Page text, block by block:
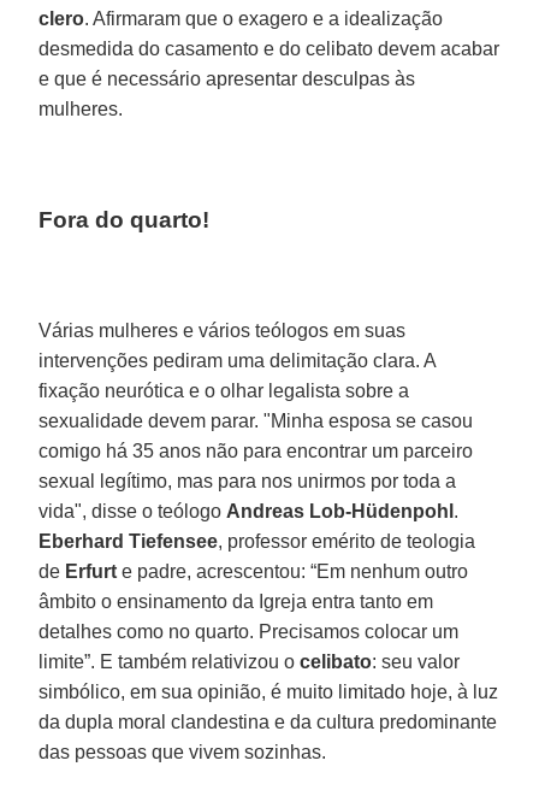
clero. Afirmaram que o exagero e a idealização
desmedida do casamento e do celibato devem acabar
e que é necessário apresentar desculpas às
mulheres.
Fora do quarto!
Várias mulheres e vários teólogos em suas
intervenções pediram uma delimitação clara. A
fixação neurótica e o olhar legalista sobre a
sexualidade devem parar. "Minha esposa se casou
comigo há 35 anos não para encontrar um parceiro
sexual legítimo, mas para nos unirmos por toda a
vida", disse o teólogo Andreas Lob-Hüdenpohl .
Eberhard Tiefensee, professor emérito de teologia
de Erfurt e padre, acrescentou: “Em nenhum outro
âmbito o ensinamento da Igreja entra tanto em
detalhes como no quarto. Precisamos colocar um
limite”. E também relativizou ocelibato: seu valor
simbólico, em sua opinião, é muito limitado hoje, à luz
da dupla moral clandestina e da cultura predominante
das pessoas que vivem sozinhas.